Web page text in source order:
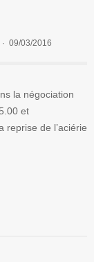
09/03/2016
la négociation
et
reprise de l’aciérie